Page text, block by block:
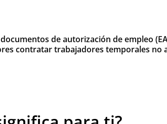
de autorización de empleo
contratar trabajadores temporales no